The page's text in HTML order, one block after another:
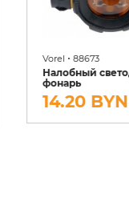
Vorel •88673
Налобный
фонарь
14.20 BYN